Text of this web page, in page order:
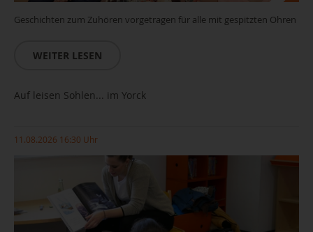
Geschichten zum Zuhören vorgetragen für alle mit gespitzten Ohren
WEITER LESEN
Auf leisen Sohlen... im Yorck
11.08.2026 16:30 Uhr